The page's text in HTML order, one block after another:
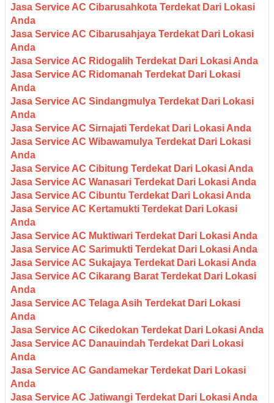
Jasa Service AC Cibarusahkota Terdekat Dari Lokasi
Anda
Jasa Service AC Cibarusahjaya Terdekat Dari Lokasi
Anda
Jasa Service AC Ridogalih Terdekat Dari Lokasi Anda
Jasa Service AC Ridomanah Terdekat Dari Lokasi
Anda
Jasa Service AC Sindangmulya Terdekat Dari Lokasi
Anda
Jasa Service AC Sirnajati Terdekat Dari Lokasi Anda
Jasa Service AC Wibawamulya Terdekat Dari Lokasi
Anda
Jasa Service AC Cibitung Terdekat Dari Lokasi Anda
Jasa Service AC Wanasari Terdekat Dari Lokasi Anda
Jasa Service AC Cibuntu Terdekat Dari Lokasi Anda
Jasa Service AC Kertamukti Terdekat Dari Lokasi
Anda
Jasa Service AC Muktiwari Terdekat Dari Lokasi Anda
Jasa Service AC Sarimukti Terdekat Dari Lokasi Anda
Jasa Service AC Sukajaya Terdekat Dari Lokasi Anda
Jasa Service AC Cikarang Barat Terdekat Dari Lokasi
Anda
Jasa Service AC Telaga Asih Terdekat Dari Lokasi
Anda
Jasa Service AC Cikedokan Terdekat Dari Lokasi Anda
Jasa Service AC Danauindah Terdekat Dari Lokasi
Anda
Jasa Service AC Gandamekar Terdekat Dari Lokasi
Anda
Jasa Service AC Jatiwangi Terdekat Dari Lokasi Anda